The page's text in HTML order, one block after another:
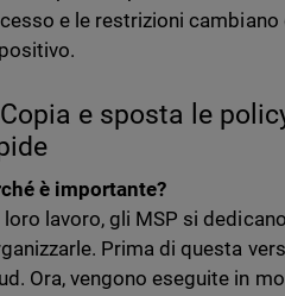
e le restrizioni
e sposta le
è importante?
loro lavoro, gli MSP si
Prima di questa
Ora, vengono eseguite in